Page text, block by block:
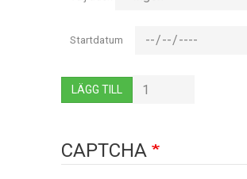
truckar
Startdatum
LÄGG TILL
CAPTCHA